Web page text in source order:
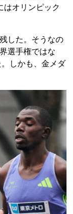
はオリンピック
した。そうなの
選手権ではな
しかも、金メダ